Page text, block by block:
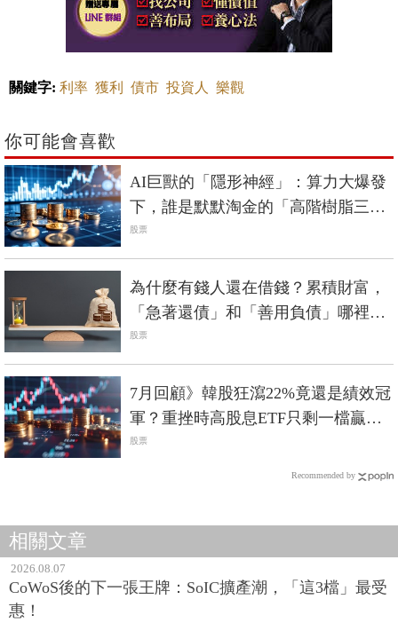
關鍵字: 利率 獲利 債市 投資人 樂觀
你可能會喜歡
AI巨獸的「隱形神經」：算力大爆發
下，誰是默默淘金的「高階樹脂三
雄」？
股票
為什麼有錢人還在借錢？累積財富，
「急著還債」和「善用負債」哪裡不
一樣？
股票
7月回顧》韓股狂瀉22%竟還是績效冠
軍？重挫時高股息ETF只剩一檔贏過
0050
股票
Recommended by
相關文章
2026.08.07
CoWoS後的下一張王牌：SoIC擴產潮，「這3檔」最受
惠！